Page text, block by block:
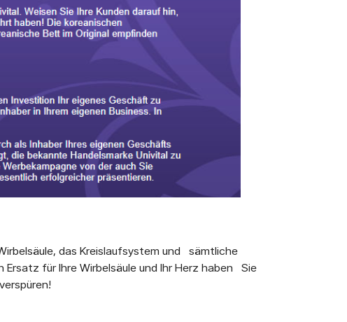
das Kreislaufsystem und sämtliche
für Ihre Wirbelsäule und Ihr Herz haben Sie